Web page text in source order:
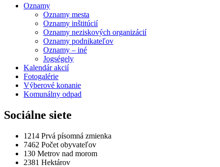
Oznamy
Oznamy mesta
Oznamy inštitúcií
Oznamy neziskových organizácií
Oznamy podnikateľov
Oznamy – iné
Jogségely
Kalendár akcií
Fotogalérie
Výberové konanie
Komunálny odpad
Sociálne siete
1214 Prvá písomná zmienka
7462 Počet obyvateľov
130 Metrov nad morom
2381 Hektárov